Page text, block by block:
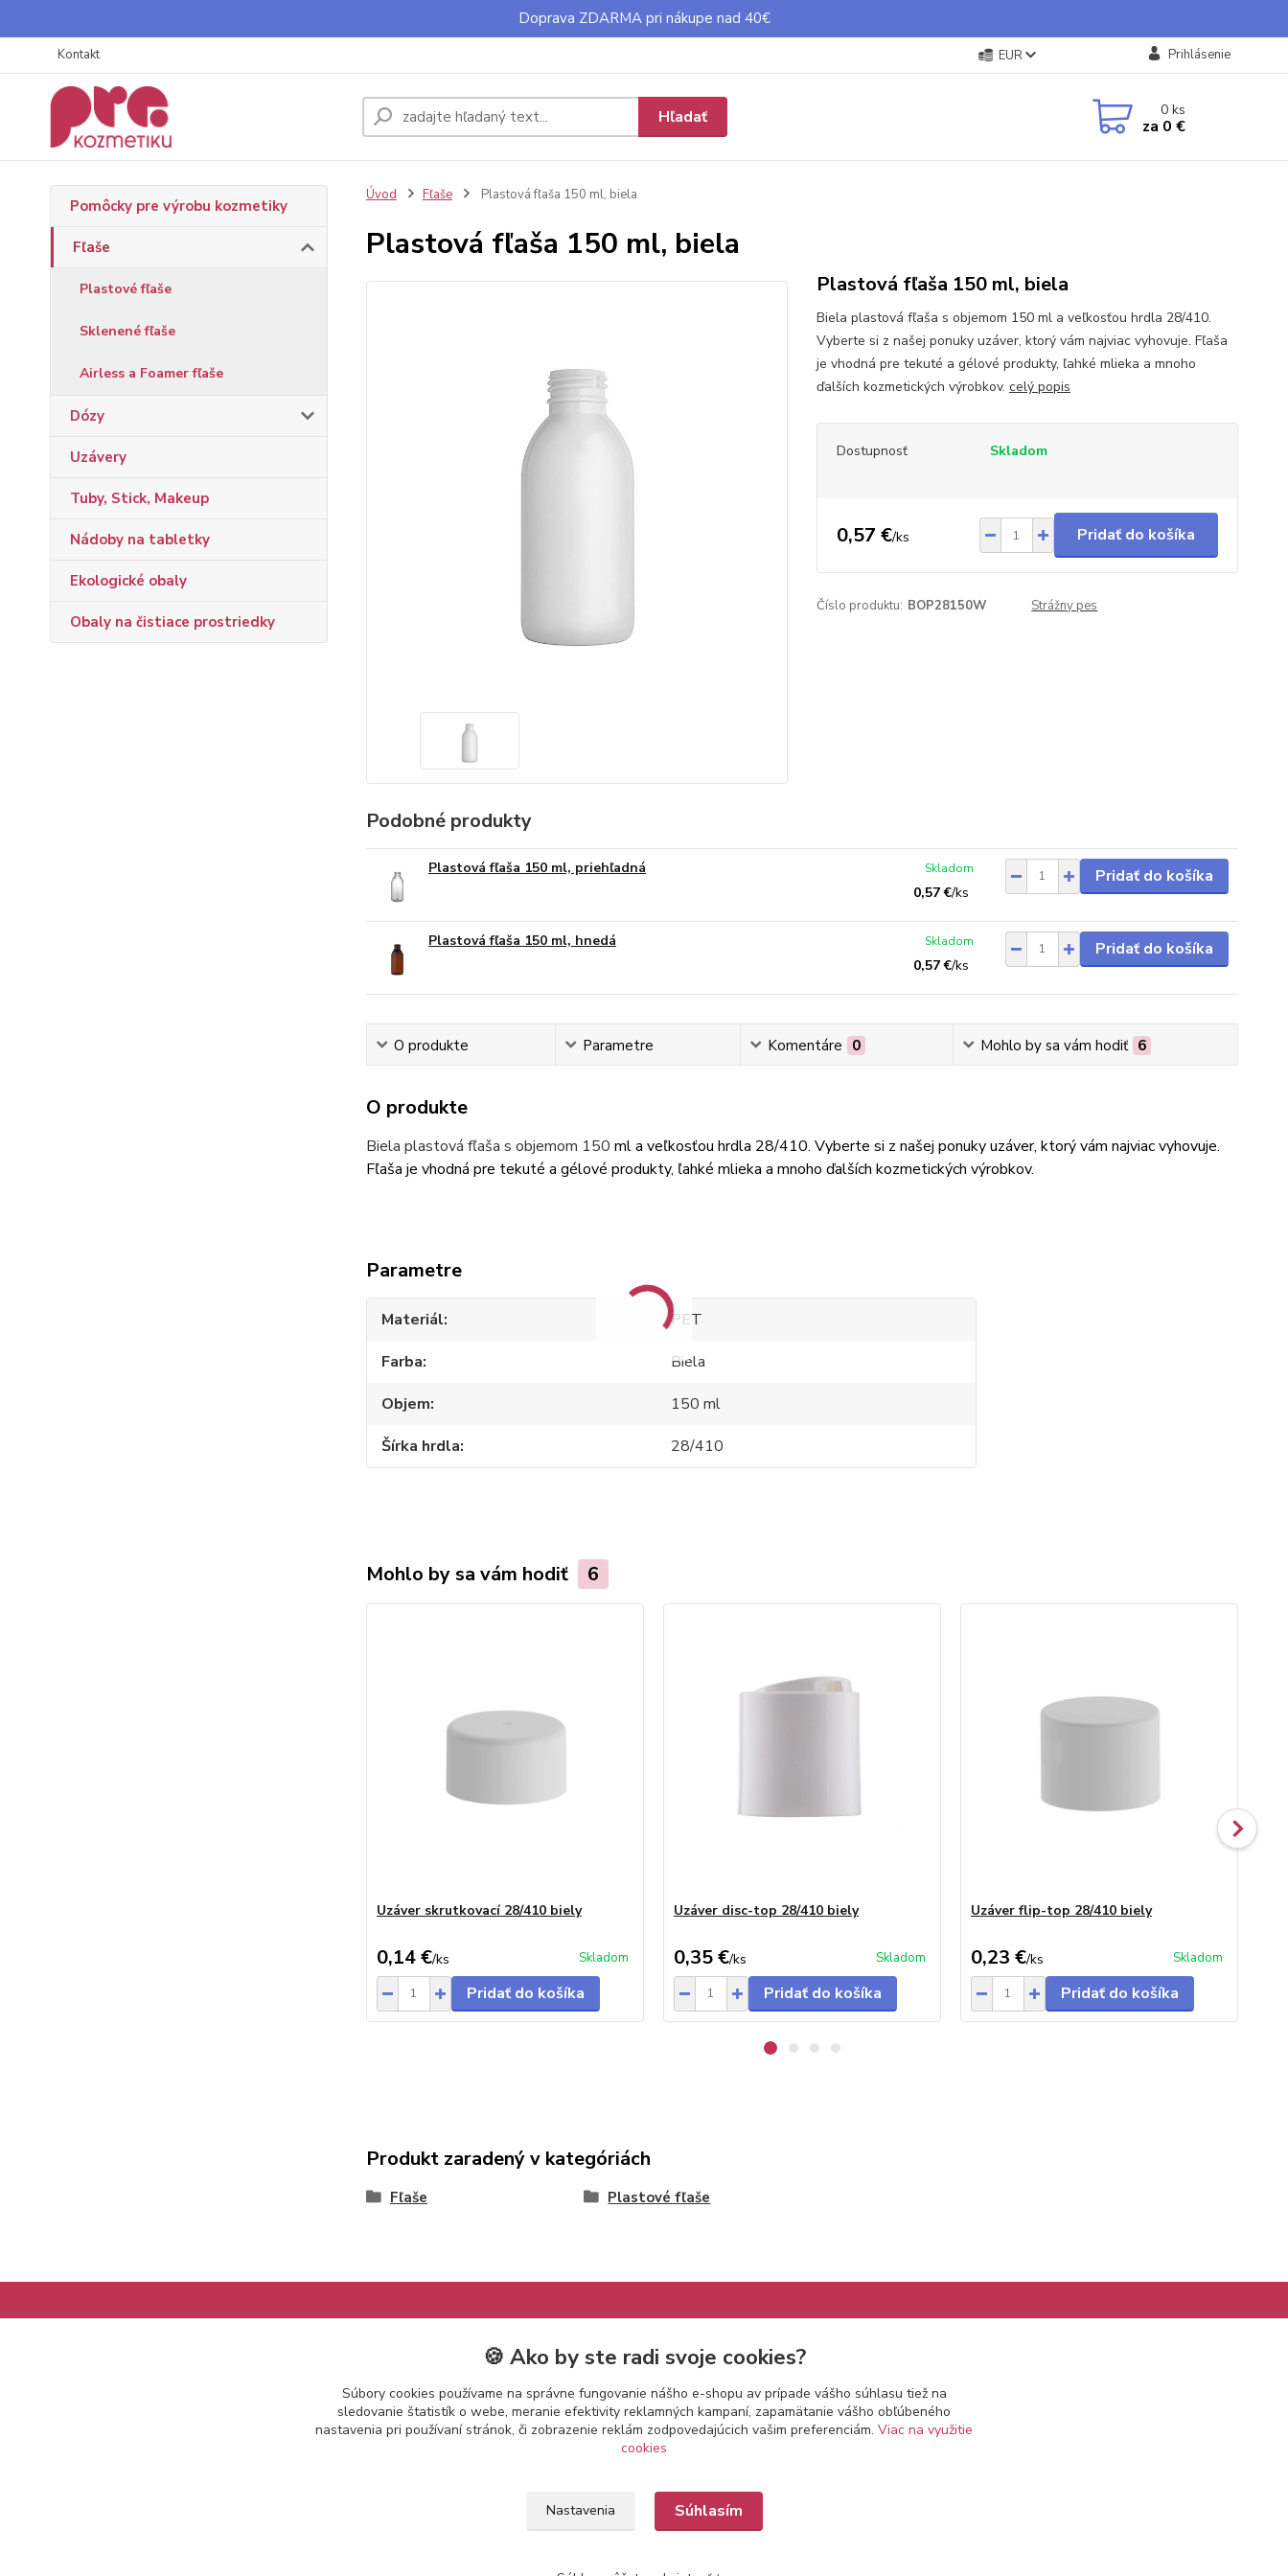
Doprava ZDARMA pri nákupe nad 40€
Kontakt EUR Prihlásenie
Hľadať 0ks
za 0 €
Pomôcky pre výrobu kozmetiky
Fľaše
Plastové fľaše
Sklenené fľaše
Airless a Foamer fľaše
Dózy
Uzávery
Tuby, Stick, Makeup
Nádoby na tabletky
Ekologické obaly
Obaly na čistiace prostriedky
Úvod Fľaše Plastová fľaša 150 ml, biela
Plastová fľaša 150 ml, biela
Plastová fľaša 150 ml, biela
Biela plastová fľaša s objemom 150 ml a veľkosťou hrdla 28/410.
Vyberte si z našej ponuky uzáver, ktorý vám najviac vyhovuje. Fľaša
je vhodná pre tekuté a gélové produkty, ľahké mlieka a mnoho
ďalších kozmetických výrobkov. celý popis
Dostupnosť Skladom
0,57 €/ks Pridať do košíka
Číslo produktu: BOP28150W Strážny pes
Podobné produkty
Plastová fľaša 150 ml, priehľadná
0,57 €/ks
Skladom Pridať do košíka
Plastová fľaša 150 ml, hnedá
0,57 €/ks
Skladom Pridať do košíka
O produkte Parametre Komentáre 0 Mohlo by sa vám hodiť 6
O produkte
Biela plastová fľaša s objemom 150 ml a veľkosťou hrdla 28/410. Vyberte si z našej ponuky uzáver, ktorý vám najviac vyhovuje.
Fľaša je vhodná pre tekuté a gélové produkty, ľahké mlieka a mnoho ďalších kozmetických výrobkov.
Parametre
Materiál
PET
Farba
Biela
Objem
150 ml
Šírka hrdla
28/410
Mohlo by sa vám hodiť 6
Uzáver skrutkovací 28/410 biely
0,14 €/ks Skladom
Pridať do košíka
Uzáver disc-top 28/410 biely
0,35 €/ks Skladom
Pridať do košíka
Uzáver flip-top 28/410 biely
0,23 €/ks Skladom
Pridať do košíka
Produkt zaradený v kategóriách
Fľaše Plastové fľaše
🍪 Ako by ste radi svoje cookies?
Súbory cookies používame na správne fungovanie nášho e-shopu av prípade vášho súhlasu tiež na
sledovanie štatistík o webe, meranie efektivity reklamných kampaní, zapamätanie vášho obľúbeného
nastavenia pri používaní stránok, či zobrazenie reklám zodpovedajúcich vašim preferenciám. Viac na využitie
cookies
Nastavenia Súhlasím